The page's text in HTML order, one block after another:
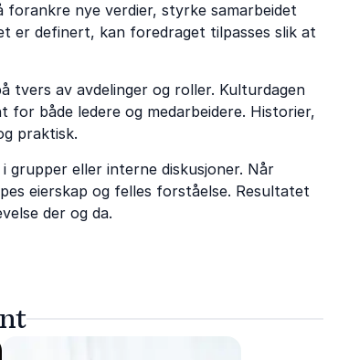
nye verdier, styrke samarbeidet
er definert, kan foredraget tilpasses slik at
tvers av avdelinger og roller. Kulturdagen
for både ledere og medarbeidere. Historier,
praktisk.
grupper eller interne diskusjoner. Når
eierskap og felles forståelse. Resultatet
der og da.